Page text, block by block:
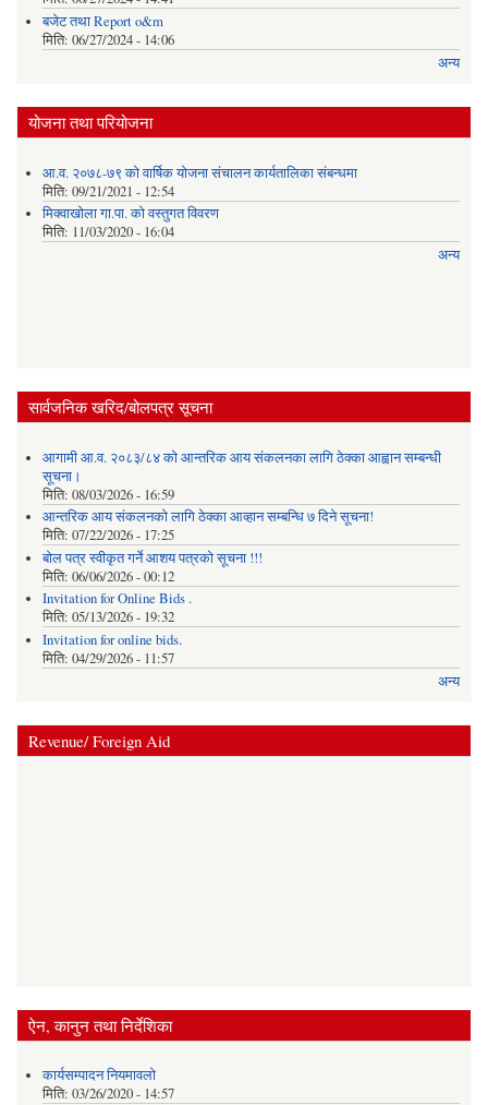
बजेट तथा Report o&m
मिति: 06/27/2024 - 14:06
अन्य
योजना तथा परियोजना
आ.व. २०७८-७९ को वार्षिक योजना संचालन कार्यतालिका संबन्धमा
मिति: 09/21/2021 - 12:54
मिक्वाखोला गा.पा. को वस्तुगत विवरण
मिति: 11/03/2020 - 16:04
अन्य
सार्वजनिक खरिद/बोलपत्र सूचना
आगामी आ.व. २०८३/८४ को आन्तरिक आय संकलनका लागि ठेक्का आह्वान सम्बन्धी
सूचना।
मिति: 08/03/2026 - 16:59
आन्तरिक आय संकलनको लागि ठेक्‍का आव्हान सम्बन्धि ७ दिने सूचना!
मिति: 07/22/2026 - 17:25
बोल पत्र स्वीकृत गर्ने आशय पत्रको सूचना !!!
मिति: 06/06/2026 - 00:12
Invitation for Online Bids .
मिति: 05/13/2026 - 19:32
Invitation for online bids.
मिति: 04/29/2026 - 11:57
अन्य
Revenue/ Foreign Aid
ऐन, कानुन तथा निर्देशिका
कार्यसम्पादन नियमावलो
मिति: 03/26/2020 - 14:57